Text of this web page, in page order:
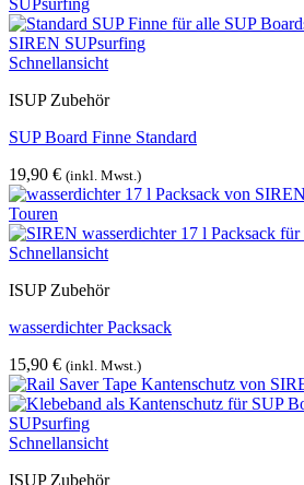
Schnellansicht
ISUP Zubehör
SUP Board Finne Standard
19,90 € (inkl. Mwst.)
Schnellansicht
ISUP Zubehör
wasserdichter Packsack
15,90 € (inkl. Mwst.)
Schnellansicht
ISUP Zubehör